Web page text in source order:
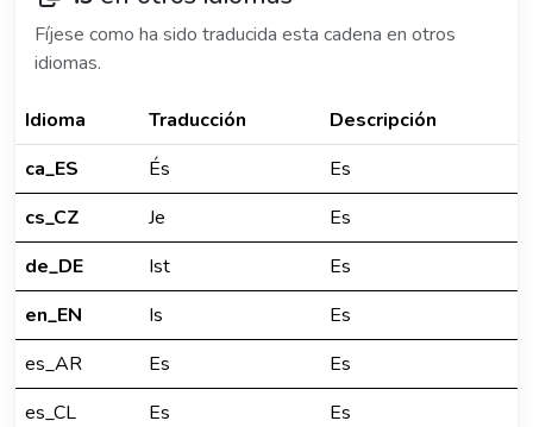
Fíjese como ha sido traducida esta cadena en otros
idiomas.
Idioma Traducción
Descripción
ca_ES
És
Es
cs_CZ
Je
Es
de_DE
Ist
Es
en_EN
Is
Es
es_AR
Es
Es
es_CL
Es
Es